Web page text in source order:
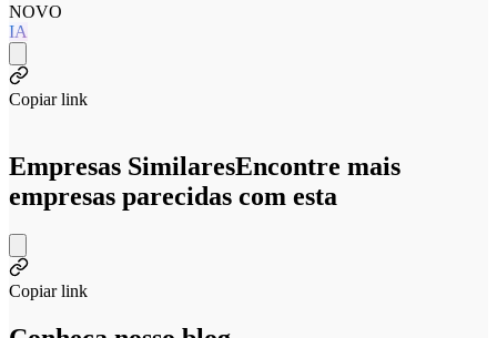
NOVO
IA
Copiar link
Empresas SimilaresEncontre mais
empresas parecidas com esta
Copiar link